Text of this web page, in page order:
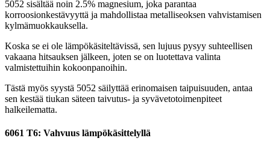
5052 sisältää noin 2.5% magnesium, joka parantaa
korroosionkestävyyttä ja mahdollistaa metalliseoksen vahvistamisen
kylmämuokkauksella.
Koska se ei ole lämpökäsiteltävissä, sen lujuus pysyy suhteellisen
vakaana hitsauksen jälkeen, joten se on luotettava valinta
valmistettuihin kokoonpanoihin.
Tästä myös syystä 5052 säilyttää erinomaisen taipuisuuden, antaa
sen kestää tiukan säteen taivutus- ja syvävetotoimenpiteet
halkeilematta.
6061 T6: Vahvuus lämpökäsittelyllä